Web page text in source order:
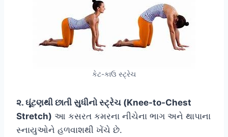
કેટ-કાઉ સ્ટ્રેચ
૨. ઘૂંટણથી છાતી સુધીનો સ્ટ્રેચ (Knee-to-Chest
Stretch) આ કસરત કમરના નીચેના ભાગ અને થાપાના
સ્નાયુઓને હળવાશથી ખેંચે છે.